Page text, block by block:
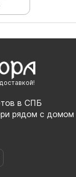
в СПБ
рядом с домом